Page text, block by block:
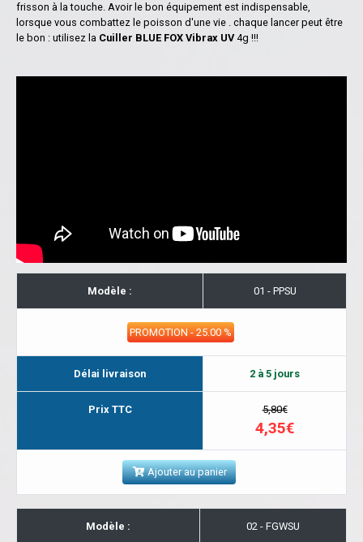
frisson à la touche. Avoir le bon équipement est indispensable,
lorsque vous combattez le poisson d'une vie . chaque lancer peut être
le bon : utilisez la Cuiller BLUE FOX Vibrax UV4g !!!
Modèle : 01 - PPSU
PROMOTION - 25.00 %
Délai livraison 2 à 5 jours
Prix TTC 5,80€
4,35€
Ajouter au panier
Modèle : 02 - FGWSU